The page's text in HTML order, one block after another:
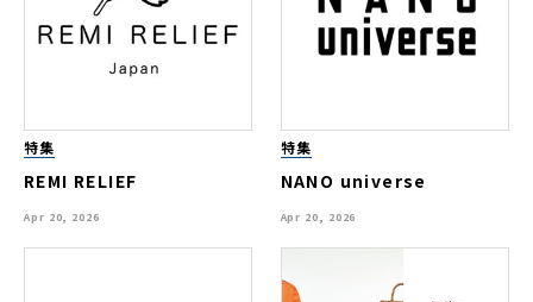
特集
REMI RELIEF
Apr 20, 2026
特集
NANO universe
Apr 20, 2026